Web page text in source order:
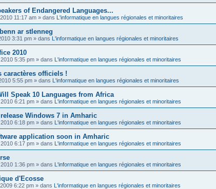
of Endangered Languages...
11:17 am » dans L'informatique en langues régionales et minoritaires
ar stlenneg
3:31 pm » dans L'informatique en langues régionales et minoritaires
2010
5:35 pm » dans L'informatique en langues régionales et minoritaires
caractères officiels !
5:55 pm » dans L'informatique en langues régionales et minoritaires
Speak 10 Languages from Africa
6:21 pm » dans L'informatique en langues régionales et minoritaires
Windows 7 in Amharic
6:18 pm » dans L'informatique en langues régionales et minoritaires
application soon in Amharic
6:17 pm » dans L'informatique en langues régionales et minoritaires
1:36 pm » dans L'informatique en langues régionales et minoritaires
d'Ecosse
6:22 pm » dans L'informatique en langues régionales et minoritaires